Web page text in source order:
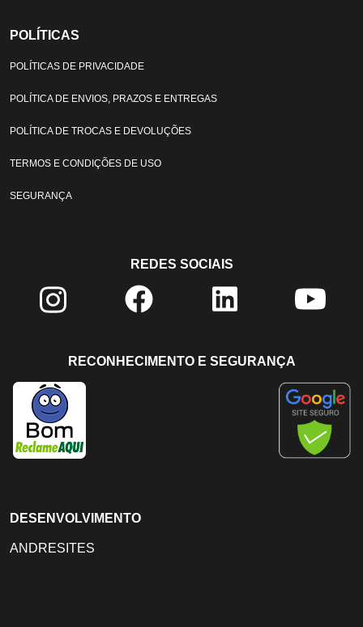
POLÍTICAS
POLÍTICAS DE PRIVACIDADE
POLÍTICA DE ENVIOS, PRAZOS E ENTREGAS
POLÍTICA DE TROCAS E DEVOLUÇÕES
TERMOS E CONDIÇÕES DE USO
SEGURANÇA
REDES SOCIAIS
RECONHECIMENTO E SEGURANÇA
DESENVOLVIMENTO
ANDRESITES